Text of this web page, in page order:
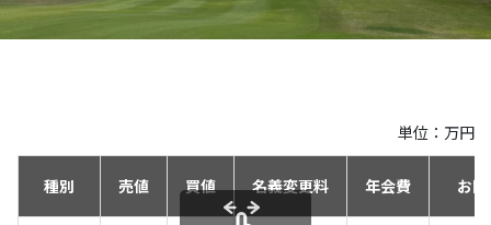
単位：万円
種別 売値 買値 名義変更料 年会費 お